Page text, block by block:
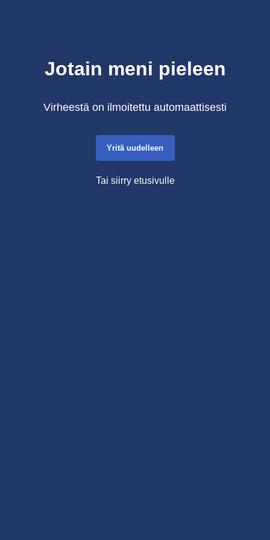
Jotain meni pieleen
Virheestä on ilmoitettu automaattisesti
Yritä uudelleen
Tai siirry etusivulle